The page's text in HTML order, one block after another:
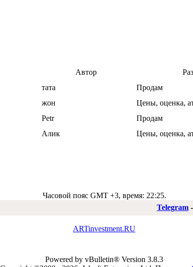
Автор
тата Продам
жон Цены, оценка,
Petr Продам
Алик Цены, оценка,
Часовой пояс GMT +3, время: 22:25.
Telegram -
ARTinvestment.RU
Powered by vBulletin® Version 3.8.3